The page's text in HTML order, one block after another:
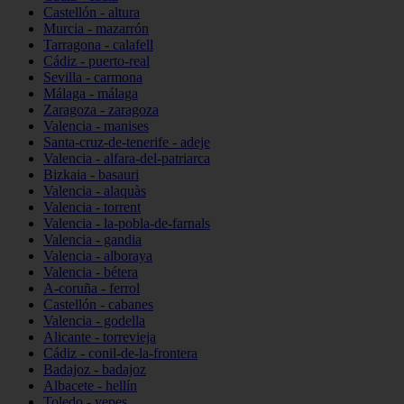
Castellón - altura
Murcia - mazarrón
Tarragona - calafell
Cádiz - puerto-real
Sevilla - carmona
Málaga - málaga
Zaragoza - zaragoza
Valencia - manises
Santa-cruz-de-tenerife - adeje
Valencia - alfara-del-patriarca
Bizkaia - basauri
Valencia - alaquàs
Valencia - torrent
Valencia - la-pobla-de-farnals
Valencia - gandia
Valencia - alboraya
Valencia - bétera
A-coruña - ferrol
Castellón - cabanes
Valencia - godella
Alicante - torrevieja
Cádiz - conil-de-la-frontera
Badajoz - badajoz
Albacete - hellín